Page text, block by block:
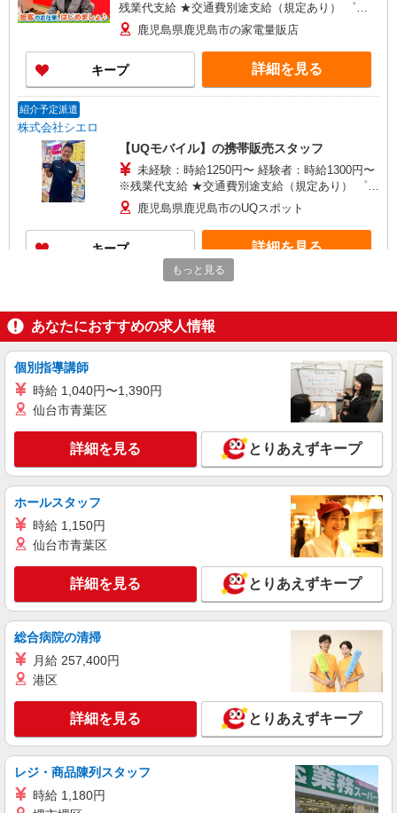
残業代支給 ★交通費別途支給（規定あり） ゜
+゜・。○。・゜+゜・。○。・゜+゜ 入社祝い金10
万円支給(規定有) お友達を紹介頂くと, インセンテ
ィブ支給(規定有) ★月2回払い・週払い可能（規程
有）★ ゜・。○。・゜+゜・。○。・゜+゜
鹿児島県鹿児島市の家電量販店
キープ 詳細を見る
紹介予定派遣
株式会社シエロ
【UQモバイル】の携帯販売スタッフ
未経験：時給1250円〜 経験者：時給1300円〜
※残業代支給 ★交通費別途支給（規定あり） ゜
+゜・。○。・゜+゜・。○。・゜+゜ 入社祝い金10
万円支給(規定有) お友達を紹介頂くと, インセンテ
ィブ支給(規定有) ★月2回払い・週払い可能（規程
有）★ ゜・。○。・゜+゜・。○。・゜+゜
鹿児島県鹿児島市のUQスポット
キープ 詳細を見る
【docomo】の携帯販売スタッフ
時給1350円〜1400円（経験・能力による） ※
残業代支給 ★交通費別途支給（規定あり） ゜
+゜・。○。・゜+゜・。○。・゜+゜ 入社祝い金10
万円支給(規定有) お友達を紹介頂くと, インセンテ
有）★ ゜・。○。・゜+゜・。○。・゜+゜
鹿児島県鹿児島市のdocomoショップ
詳細を見る
派遣社員
株式会社シエロ
携帯販売スタッフ【楽天モバイル】
日給11200円〜 ※時給1400円相当 ※残業代支
給 ★交通費別途支給（規定あり） ゜+゜・。
○。・゜+゜・。○。・゜+゜ 入社祝い金10万円支
給(規定有) お友達を紹介頂くと, インセンティブ支
給(規定有) ★月2回払い・週払い可能（規程有）★
゜・。○。・゜+゜・。○。・゜+゜
鹿児島県鹿児島市の家電量販店
キープ 詳細を見る
紹介予定派遣
株式会社シエロ
月給209721円〜256438円 固定残業代:26331
円〜33098円（20時間相当） ※時間外手当は時間
外労働の有無にかかわらず、固定残業代として支
給し、相当時間を超える時間外労働分は法定どお
り追加で支給します。 ※試用期間あり3ヶ月円〜
※残業代支給 ★交通費別途支給（規定あり） ゜
+゜・。○。・゜+゜・。○。・゜+゜ 入社祝い金10
鹿児島県鹿児島市のsoftbankショップ
詳細を見る
もっと見る
あなたにおすすめの求人情報
個別指導講師
時給 1,040円〜1,390円
仙台市青葉区
詳細を見る とりあえずキープ
ホールスタッフ
時給 1,150円
仙台市青葉区
詳細を見る とりあえずキープ
総合病院の清掃
月給 257,400円
港区
詳細を見る とりあえずキープ
レジ・商品陳列スタッフ
時給 1,180円